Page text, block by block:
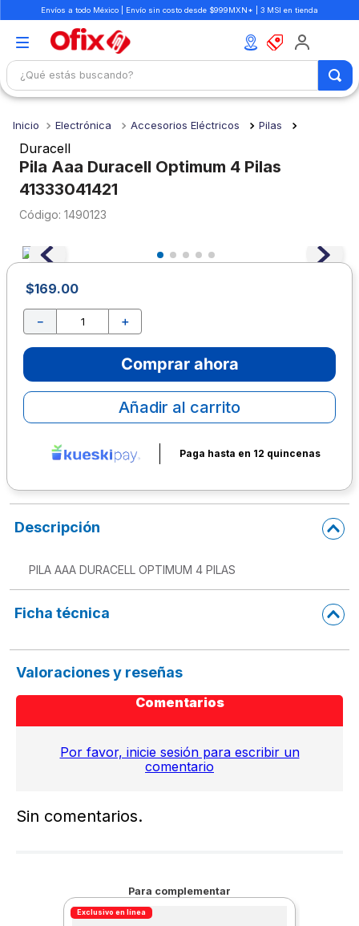
Envíos a todo México | Envío sin costo desde $999MXN* | 3 MSI en tienda
¿Qué estás buscando?
Electrónica Accesorios Eléctricos Pilas
Duracell
Pila Aaa Duracell Optimum 4 Pilas
41333041421
: 1490123
$169.00
＋
－
Comprar ahora
Añadir al carrito
Paga hasta en 12 quincenas
Descripción
PILA AAA DURACELL OPTIMUM 4 PILAS
Ficha técnica
Valoraciones y reseñas
Comentarios
Por favor, inicie sesión para escribir un
comentario
Sin comentarios.
Para complementar
Exclusivo en línea
1.
mochilas
2.
libretas
3.
cuaderno
4.
cuadernos
5.
colores
.
sacapuntas
9
10. lapiz